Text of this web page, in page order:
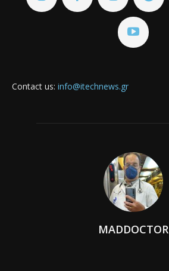
Contact us: info@itechnews.gr
MADDOCTOR